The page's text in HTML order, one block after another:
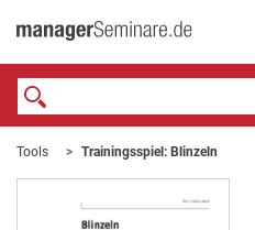
Tools Trainingsspiel: Blinzeln